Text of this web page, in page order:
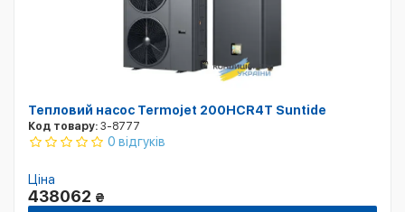
Тепловий насос Termojet 200HCR4T Suntide
Код товару: 3-8777
0 відгуків
Ціна
438062 ₴